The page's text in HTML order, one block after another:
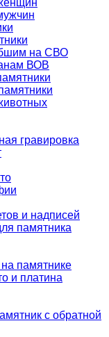
на СВО
ВОВ
гравировка
и надписей
памятника
памятнике
и платина
с обратной